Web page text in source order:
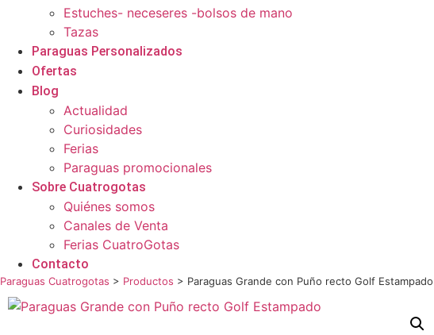
Estuches- neceseres -bolsos de mano
Tazas
Paraguas Personalizados
Ofertas
Blog
Actualidad
Curiosidades
Ferias
Paraguas promocionales
Sobre Cuatrogotas
Quiénes somos
Canales de Venta
Ferias CuatroGotas
Contacto
Paraguas Cuatrogotas > Productos > Paraguas Grande con Puño recto Golf Estampado